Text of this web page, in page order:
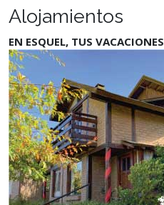
Alojamientos
EN ESQUEL, TUS VACACIONES